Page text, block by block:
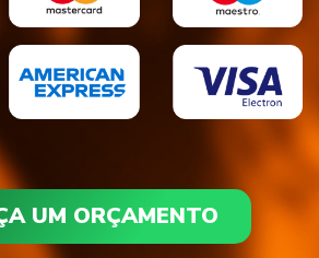
UM ORÇAMENTO